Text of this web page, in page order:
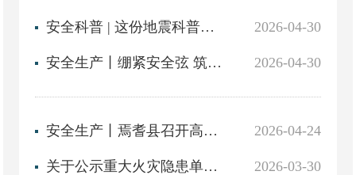
2026-04-30
安全科普 | 这份地震科普知识务必收藏
2026-04-30
安全生产丨绷紧安全弦 筑牢防护网——焉耆县领导带队开展“五一”节前安全生产专项检查
2026-04-24
安全生产丨焉耆县召开高层建筑消防安全综合治理现场会
2026-03-30
关于公示重大火灾隐患单位的公告